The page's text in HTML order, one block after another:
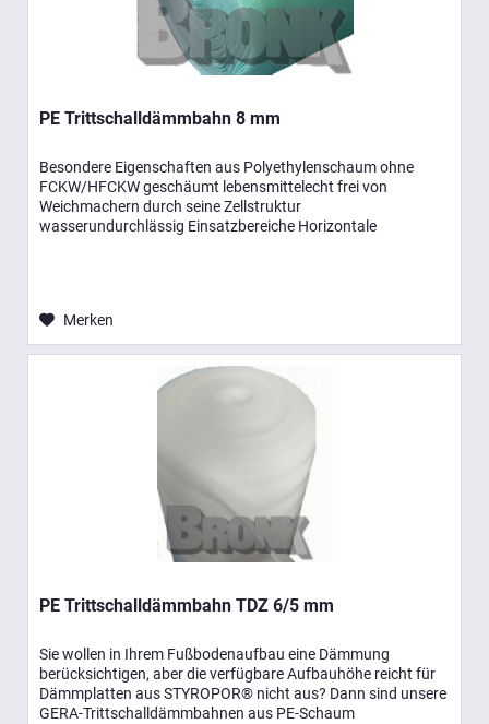
PE Trittschalldämmbahn 8 mm
Besondere Eigenschaften aus Polyethylenschaum ohne
FCKW/HFCKW geschäumt lebensmittelecht frei von
Weichmachern durch seine Zellstruktur
wasserundurchlässig Einsatzbereiche Horizontale
Merken
PE Trittschalldämmbahn TDZ 6/5 mm
Sie wollen in Ihrem Fußbodenaufbau eine Dämmung
berücksichtigen, aber die verfügbare Aufbauhöhe reicht für
Dämmplatten aus STYROPOR® nicht aus? Dann sind unsere
GERA-Trittschalldämmbahnen aus PE-Schaum